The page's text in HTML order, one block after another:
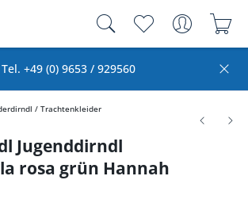
Tel. +49 (0) 9653 / 929560
/ Trachtenkleider
Jugenddirndl
rosa grün Hannah